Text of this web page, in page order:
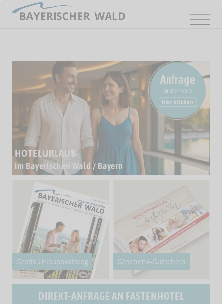
HOTELURLAUB
im Bayerischen Wald / Bayern
Gratis Urlaubskatalog Geschenk-Gutschein
DIREKT-ANFRAGE AN FASTENHOTEL